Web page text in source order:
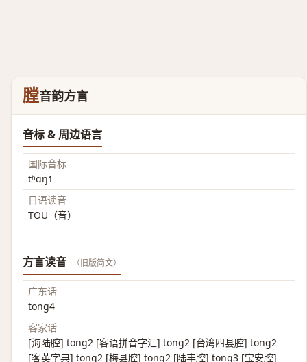
膛音韵方言
音标 & 周边语言
国际音标
tʰɑŋ˧˥
日语读音
TOU（音）
方言读音 （旧版简文）
广东话
tong4
客家话
[海陆腔] tong2 [客语拼音字汇] tong2 [台湾四县腔] tong2
[客英字典] tong2 [梅县腔] tong2 [陆丰腔] tong3 [宝安腔]